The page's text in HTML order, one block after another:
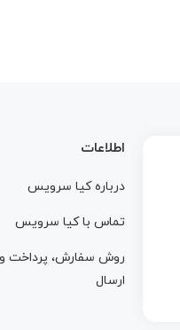
اطلاعات
درباره کيا سرويس
تماس با کيا سرويس
روش سفارش، پرداخت و
ارسال